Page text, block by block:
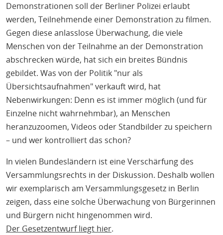
Demonstrationen soll der Berliner Polizei erlaubt
werden, Teilnehmende einer Demonstration zu filmen.
Gegen diese anlasslose Überwachung, die viele
Menschen von der Teilnahme an der Demonstration
abschrecken würde, hat sich ein breites Bündnis
gebildet. Was von der Politik "nur als
Übersichtsaufnahmen" verkauft wird, hat
Nebenwirkungen: Denn es ist immer möglich (und für
Einzelne nicht wahrnehmbar), an Menschen
heranzuzoomen, Videos oder Standbilder zu speichern
– und wer kontrolliert das schon?
In vielen Bundesländern ist eine Verschärfung des
Versammlungsrechts in der Diskussion. Deshalb wollen
wir exemplarisch am Versammlungsgesetz in Berlin
zeigen, dass eine solche Überwachung von Bürgerinnen
und Bürgern nicht hingenommen wird.
Der Gesetzentwurf liegt hier.